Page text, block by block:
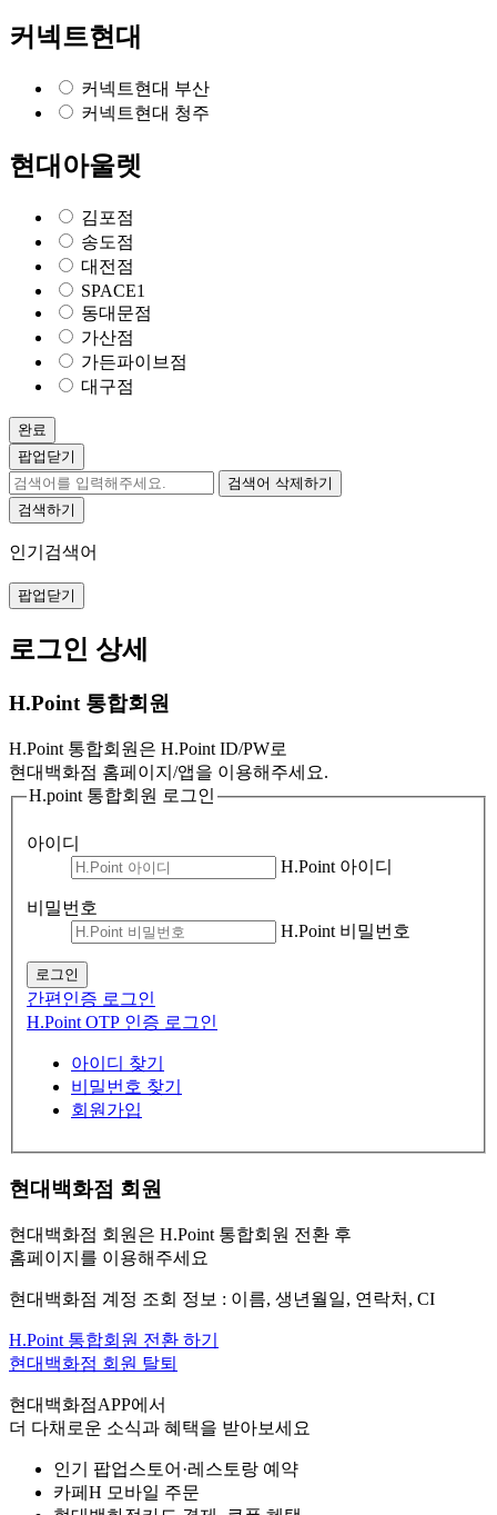
커넥트현대
커넥트현대 부산
커넥트현대 청주
현대아울렛
김포점
송도점
대전점
SPACE1
동대문점
가산점
가든파이브점
대구점
완료
팝업닫기
검색어 삭제하기
검색하기
인기검색어
팝업닫기
로그인 상세
H.Point 통합회원
H.Point 통합회원은 H.Point ID/PW로
현대백화점 홈페이지/앱을 이용해주세요.
H.point 통합회원 로그인
아이디
H.Point 아이디
비밀번호
H.Point 비밀번호
로그인
간편인증 로그인
H.Point OTP 인증 로그인
아이디 찾기
비밀번호 찾기
회원가입
현대백화점 회원
현대백화점 회원은 H.Point 통합회원 전환 후
홈페이지를 이용해주세요
현대백화점 계정 조회 정보 : 이름, 생년월일, 연락처, CI
H.Point 통합회원 전환 하기
현대백화점 회원 탈퇴
현대백화점APP에서
더 다채로운 소식과 혜택을 받아보세요
인기 팝업스토어·레스토랑 예약
카페H 모바일 주문